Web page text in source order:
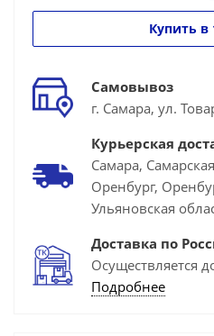
Купить в
Самовывоз
г. Самара, ул.
Курьерская
Самара,
Оренбург,
Ульяновская
Доставка по
Осуществляется
Подробнее